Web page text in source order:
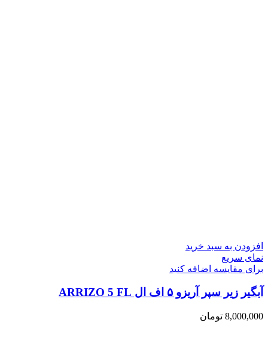
افزودن به سبد خرید
نمای سریع
برای مقایسه اضافه کنید
آبگیر زیر سپر آریزو ۵ اف ال ARRIZO 5 FL
8,000,000 تومان